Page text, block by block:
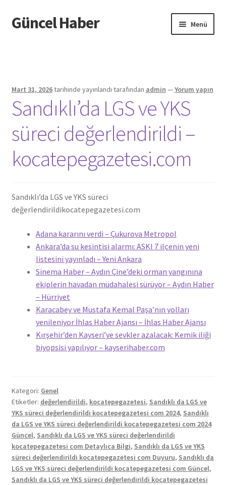
Dolaşıma
geç
İçeriğe
geç
Güncel Haber Menü
Mart 31, 2026tarihinde yayınlandı tarafından admin —Yorum yapın
Sandıklı’da LGS ve YKS
süreci değerlendirildi –
kocatepegazetesi.com
Sandıklı’da LGS ve YKS süreci
değerlendirildikocatepegazetesi.com
Adana kararını verdi – Çukurova Metropol
Ankara’da su kesintisi alarmı: ASKI 7 ilçenin yeni
listesini yayınladı – Yeni Ankara
Sinema Haber – Aydın Çine’deki orman yangınına
ekiplerin havadan müdahalesi sürüyor – Aydın Haber
– Hürriyet
Karacabey ve Mustafa Kemal Paşa’nın yolları
yenileniyor İhlas Haber Ajansı – İhlas Haber Ajansı
Kırşehir’den Kayseri’ye sevkler azalacak: Kemik iliği
biyopsisi yapılıyor – kayserihaber.com
Kategori: Genel
Etiketler: değerlendirildi, kocatepegazetesi, Sandıklı da LGS ve
YKS süreci değerlendirildi kocatepegazetesi com 2024, Sandıklı
da LGS ve YKS süreci değerlendirildi kocatepegazetesi com 2024
Güncel, Sandıklı da LGS ve YKS süreci değerlendirildi
kocatepegazetesi com Detaylıca Bilgi, Sandıklı da LGS ve YKS
süreci değerlendirildi kocatepegazetesi com Duyuru, Sandıklı da
LGS ve YKS süreci değerlendirildi kocatepegazetesi com Güncel,
Sandıklı da LGS ve YKS süreci değerlendirildi kocatepegazetesi